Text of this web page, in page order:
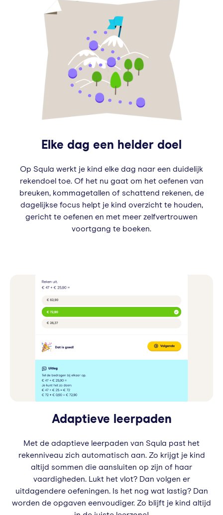
Elke dag een helder doel
Op Squla werkt je kind elke dag naar een duidelijk
rekendoel toe. Of het nu gaat om het oefenen van
breuken, kommagetallen of schattend rekenen, de
dagelijkse focus helpt je kind overzicht te houden,
gericht te oefenen en met meer zelfvertrouwen
voortgang te boeken.
Adaptieve leerpaden
Met de adaptieve leerpaden van Squla past het
rekenniveau zich automatisch aan. Zo krijgt je kind
altijd sommen die aansluiten op zijn of haar
vaardigheden. Lukt het vlot? Dan volgen er
uitdagendere oefeningen. Is het nog wat lastig? Dan
worden de opgaven eenvoudiger. Zo blijft je kind altijd